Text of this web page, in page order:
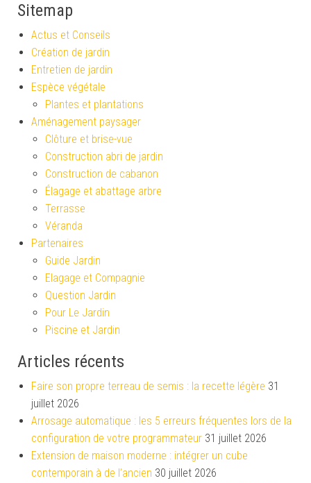
Sitemap
Actus et Conseils
Création de jardin
Entretien de jardin
Espèce végétale
Plantes et plantations
Aménagement paysager
Clôture et brise-vue
Construction abri de jardin
Construction de cabanon
Élagage et abattage arbre
Terrasse
Véranda
Partenaires
Guide Jardin
Elagage et Compagnie
Question Jardin
Pour Le Jardin
Piscine et Jardin
Articles récents
Faire son propre terreau de semis : la recette légère 31
juillet 2026
Arrosage automatique : les 5 erreurs fréquentes lors de la
configuration de votre programmateur 31 juillet 2026
Extension de maison moderne : intégrer un cube
contemporain à de l’ancien 30 juillet 2026